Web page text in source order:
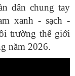
dân chung tay
xanh - sạch -
trường thế giới
năm 2026.